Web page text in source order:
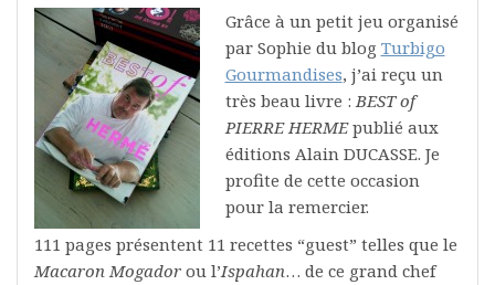
Grâce à un petit jeu organisé
par Sophie du blog Turbigo
Gourmandises, j’ai reçu un
très beau livre :BEST of
PIERRE HERMEpublié aux
éditions Alain DUCASSE. Je
profite de cette occasion
pour la remercier.
111 pages présentent 11 recettes “guest” telles que le
Macaron Mogador ou l’Ispahan… de ce grand chef